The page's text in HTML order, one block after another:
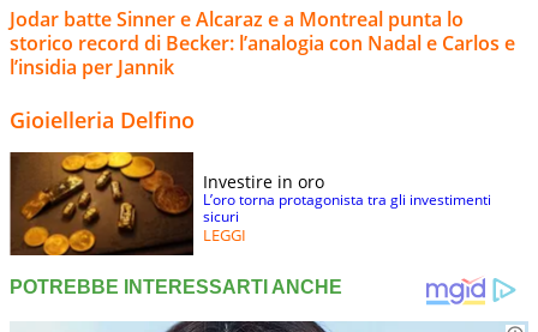
Jodar batte Sinner e Alcaraz e a Montreal punta lo
storico record di Becker: l’analogia con Nadal e Carlos e
l’insidia per Jannik
Gioielleria Delfino
Investire in oro
L’oro torna protagonista tra gli investimenti
sicuri
LEGGI